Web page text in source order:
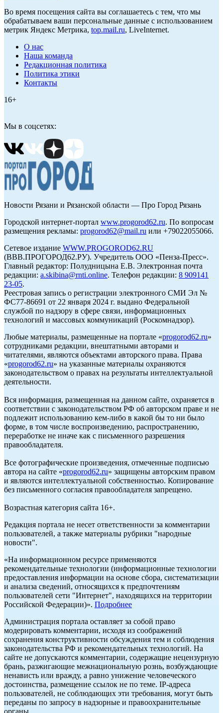
Во время посещения сайта вы соглашаетесь с тем, что мы
обрабатываем ваши персональные данные с использованием
метрик Яндекс Метрика, top.mail.ru, LiveInternet.
О нас
Наша команда
Редакционная политика
Политика этики
Контакты
16+
Мы в соцсетях:
Новости Рязани и Рязанской области — Про Город Рязань
Городской интернет-портал www.progorod62.ru. По вопросам
размещения рекламы: progorod62@mail.ru или +79022055066.
Сетевое издание WWW.PROGOROD62.RU
(ВВВ.ПРОГОРОД62.РУ). Учредитель ООО «Пенза-Пресс».
Главный редактор: Полудницына Е.В. Электронная почта
редакции: a.skibina@rnti.online. Телефон редакции: 8 909141
23-05.
Реестровая запись о регистрации электронного СМИ Эл №
ФС77-86691 от 22 января 2024 г. выдано Федеральной
службой по надзору в сфере связи, информационных
технологий и массовых коммуникаций (Роскомнадзор).
Любые материалы, размещенные на портале «progorod62.ru»
сотрудниками редакции, внештатными авторами и
читателями, являются объектами авторского права. Права
«progorod62.ru» на указанные материалы охраняются
законодательством о правах на результаты интеллектуальной
деятельности.
Вся информация, размещенная на данном сайте, охраняется в
соответствии с законодательством РФ об авторском праве и не
подлежит использованию кем-либо в какой бы то ни было
форме, в том числе воспроизведению, распространению,
переработке не иначе как с письменного разрешения
правообладателя.
Все фотографические произведения, отмеченные подписью
автора на сайте «progorod62.ru» защищены авторским правом
и являются интеллектуальной собственностью. Копирование
без письменного согласия правообладателя запрещено.
Возрастная категория сайта 16+.
Редакция портала не несет ответственности за комментарии
пользователей, а также материалы рубрики "народные
новости".
«На информационном ресурсе применяются
рекомендательные технологии (информационные технологии
предоставления информации на основе сбора, систематизации
и анализа сведений, относящихся к предпочтениям
пользователей сети "Интернет", находящихся на территории
Российской Федерации)». Подробнее
Администрация портала оставляет за собой право
модерировать комментарии, исходя из соображений
сохранения конструктивности обсуждения тем и соблюдения
законодательства РФ и рекомендательных технологий. На
сайте не допускаются комментарии, содержащие нецензурную
брань, разжигающие межнациональную рознь, возбуждающие
ненависть или вражду, а равно унижение человеческого
достоинства, размещение ссылок не по теме. IP-адреса
пользователей, не соблюдающих эти требования, могут быть
переданы по запросу в надзорные и правоохранительные